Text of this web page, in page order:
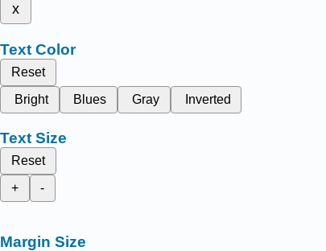
x
Text Color
Reset
Bright
Blues Gray Inverted
Text Size
Reset
+
-
Margin Size